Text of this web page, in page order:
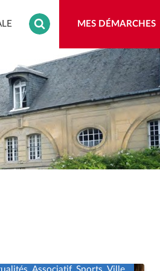
MES DÉMARCHES